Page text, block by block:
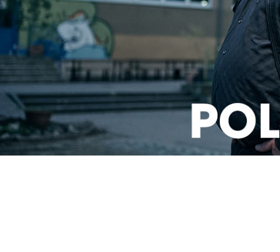
1 2 3 4 6